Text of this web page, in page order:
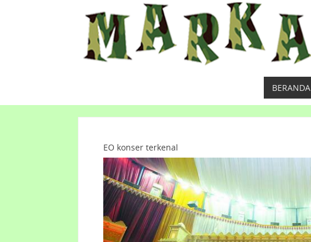
BERANDA
EO konser terkenal